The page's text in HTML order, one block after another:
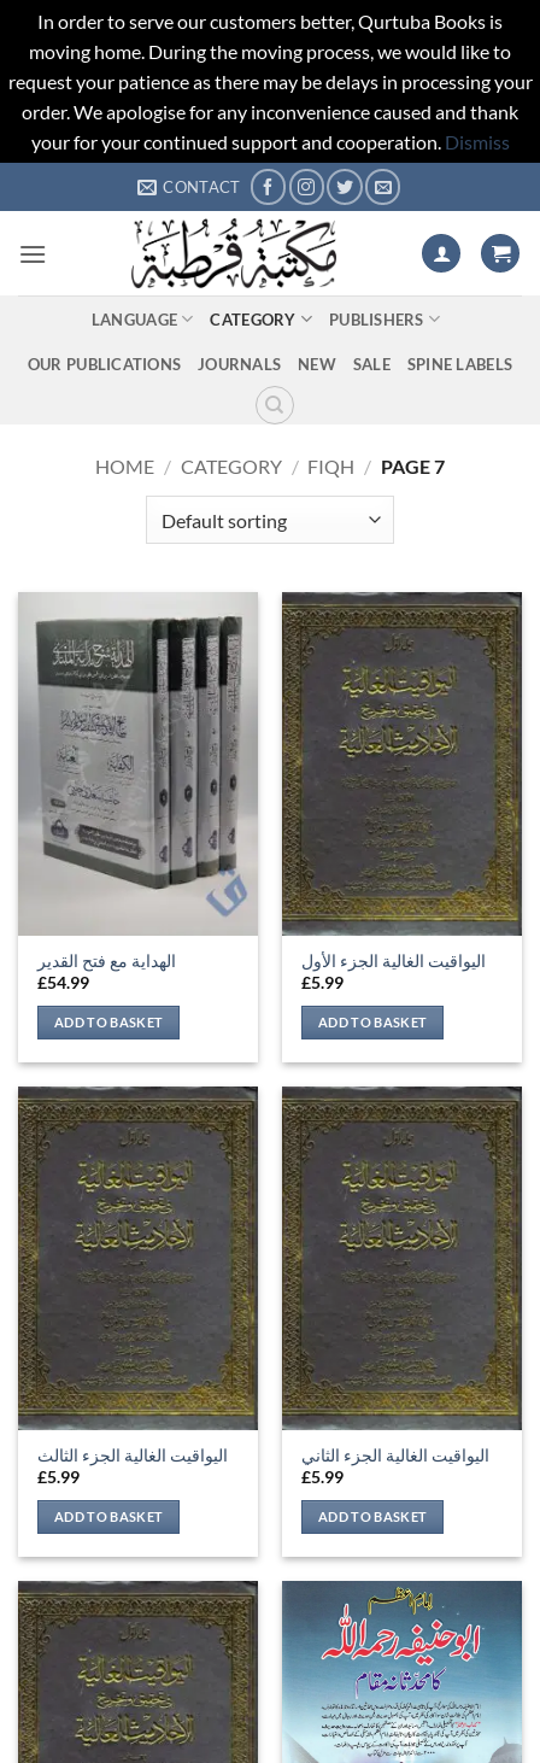
In order to serve our customers better, Qurtuba Books is
moving home. During the moving process, we would like to
request your patience as there may be delays in processing your
order. We apologise for any inconvenience caused and thank
your for your continued support and cooperation. Dismiss
to
CONTACT
LANGUAGE CATEGORY PUBLISHERS
OUR PUBLICATIONS JOURNALS NEW SALE SPINE LABELS
HOME / CATEGORY / FIQH / PAGE 7
الهداية مع فتح القدير
£54.99
ADD TO BASKET
اليواقيت الغالية الجزء الأول
£5.99
ADD TO BASKET
اليواقيت الغالية الجزء الثالث
£5.99
ADD TO BASKET
اليواقيت الغالية الجزء الثاني
£5.99
ADD TO BASKET